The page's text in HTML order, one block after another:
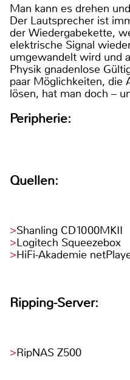
Man kann es drehen
Der Lautsprecher ist
der Wiedergabekette,
elektrische Signal
umgewandelt wird und
Physik gnadenlose
paar Möglichkeiten, die
lösen, hat man doch –
Peripherie:
Quellen:
Shanling CD1000MKII
Logitech Squeezebox
HiFi-Akademie
Ripping-Server:
RipNAS Z500